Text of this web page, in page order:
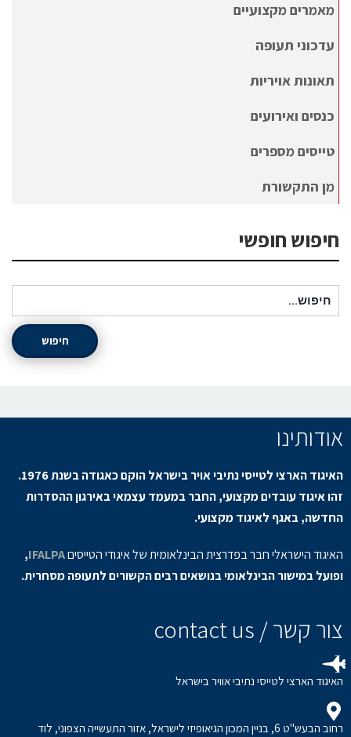
מאמרים מקצועיים
עדכוני תעופה
תאונות אויריות
כנסים ואירועים
טייסים מספרים
מן התקשורת
חיפוש חופשי
חיפוש
אודותינו
האיגוד הארצי לטייסי נתיבי אויר בישראל הוקם כאגודה בשנת 1976.
זהו איגוד עובדים מקצועי, החבר במעמד עצמאי באירגון ההסדרות
החדשה, באגף לאיגוד מקצועי.
האיגוד הישראלי חבר בפדרצית הבינלאומית של איגודי הטייסיםIFALPA
,
ופועל במישור הבינלאומי בנושאים רבים הקשורים לתעופה מסחרית.
צור קשר / contact us
האיגוד הארצי לטייסי נתיבי אוויר בישראל
רחוב הבעש"ט 6, בניין המכון הגיאופיזי לישראל, אזור התעשייה הצפוני, לוד